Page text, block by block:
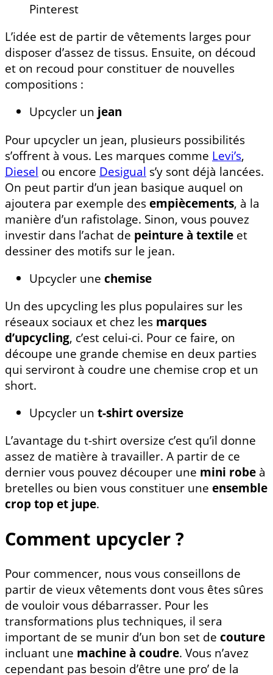
Pinterest
L’idée est de partir de vêtements larges pour
disposer d’assez de tissus. Ensuite, on découd
et on recoud pour constituer de nouvelles
compositions :
Upcycler un jean
Pour upcycler un jean, plusieurs possibilités
s’offrent à vous. Les marques comme Levi’s,
Diesel ou encore Desigual s’y sont déjà lancées.
On peut partir d’un jean basique auquel on
ajoutera par exemple desempiècements, à la
manière d’un rafistolage. Sinon, vous pouvez
investir dans l’achat de peinture à textile et
dessiner des motifs sur le jean.
Upcycler une chemise
Un des upcycling les plus populaires sur les
réseaux sociaux et chez les marques
d’upcycling, c’est celui-ci. Pour ce faire, on
découpe une grande chemise en deux parties
qui serviront à coudre une chemise crop et un
short.
Upcycler un t-shirt oversize
L’avantage du t-shirt oversize c’est qu’il donne
assez de matière à travailler. A partir de ce
dernier vous pouvez découper une mini robe à
bretelles ou bien vous constituer une ensemble
crop top et jupe.
Comment upcycler ?
Pour commencer, nous vous conseillons de
partir de vieux vêtements dont vous êtes sûres
de vouloir vous débarrasser. Pour les
transformations plus techniques, il sera
important de se munir d’un bon set de couture
incluant une machine à coudre. Vous n’avez
cependant pas besoin d’être une pro’ de la